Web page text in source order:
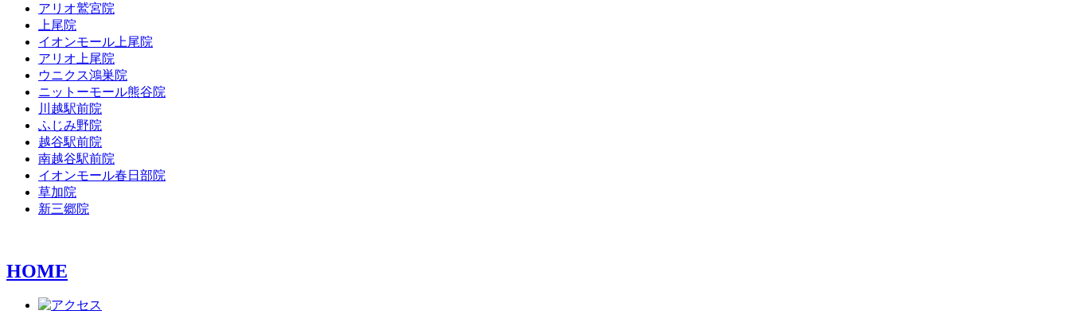
アリオ鷲宮院
上尾院
イオンモール上尾院
アリオ上尾院
ウニクス鴻巣院
ニットーモール熊谷院
川越駅前院
ふじみ野院
越谷駅前院
南越谷駅前院
イオンモール春日部院
草加院
新三郷院
HOME